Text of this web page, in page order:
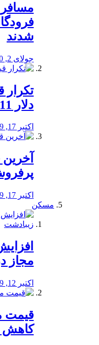
شدند
جولای 2, 2020
دلار 11 400
اکتبر 17, 2019
اکتبر 17, 2019
مسکن
مجاز
اکتبر 12, 2019
کاهش